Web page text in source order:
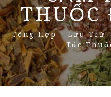
THUỐC
Tổng Hợp – Lưu Trữ
Tức